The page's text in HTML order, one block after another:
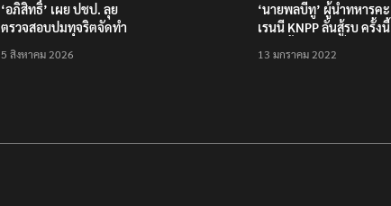
‘อภิสิทธิ์’ เผย ปชป. ลุย
ตรวจสอบปมทุจริตจัดทำ
สสว.
5 สิงหาคม 2026
‘นายพลบีทู’ ผู้นำทหารคะ
เรนนี KNPP ลั่นสู้รบ ครั้งนี้
ประชาชนต้องชนะ
13 มกราคม 2022